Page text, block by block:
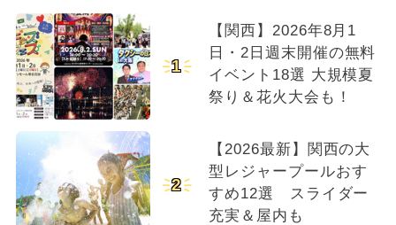
1
【関西】2026年8月1
日・2日週末開催の無料
イベント18選 大規模夏
祭り＆花火大会も！
2
【2026最新】関西の大
型レジャープールおす
すめ12選 スライダー
充実＆屋内も